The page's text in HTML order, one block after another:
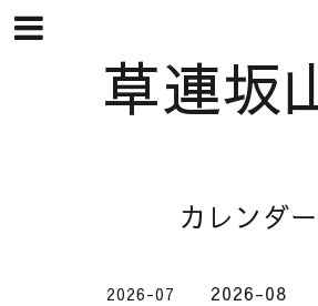
草連坂
カレンダー
2026-07 2026-08